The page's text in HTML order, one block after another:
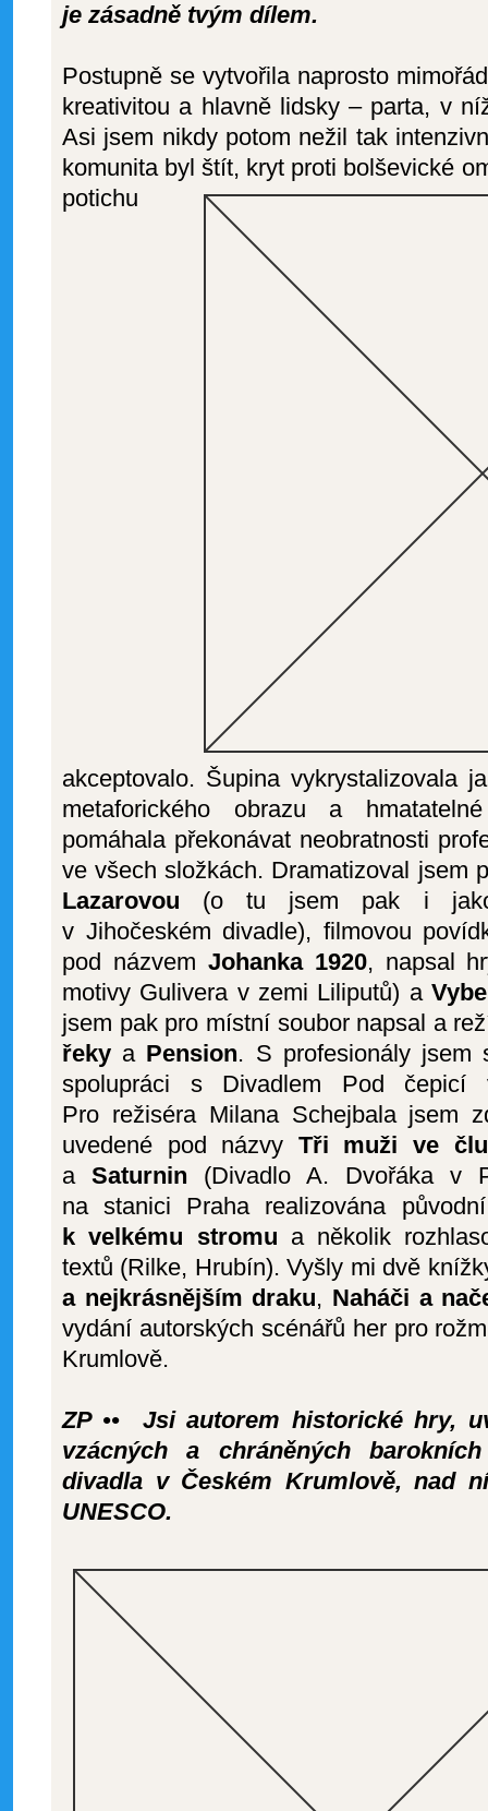
je zásadně tvým dílem.
Postupně se vytvořila naprosto
kreativitou a hlavně lidsky – parta, v
Asi jsem nikdy potom nežil tak
komunita bylštít, kryt proti bolševické
potichu
akceptovalo. Šupina vykrystalizovala
metaforického obrazu a
pomáhala překonávat neobratnosti
ve všech složkách. Dramatizoval jsem
Lazarovou (o tu jsem pak i jako
v Jihočeském divadle), filmovou
pod názvem Johanka 1920, napsal
motivy Gulivera v zemi Liliputů) a
jsem pak pro místní soubor napsal a
řeky a Pension. S profesionály jsem
spolupráci s Divadlem Pod čepicí
Pro režiséra Milana Schejbala jsem
uvedené pod názvy Tři muži ve
a Saturnin (Divadlo A. Dvořáka v
na stanici Praha realizována
k velkému stromu a několik
textů (Rilke, Hrubín). Vyšly mi dvě
a nejkrásnějším draku, Naháči a
vydání autorských scénářů her pro
Krumlově.
ZP •• Jsi autorem historické hry,
vzácných a chráněných
divadla v Českém Krumlově, nad
UNESCO.